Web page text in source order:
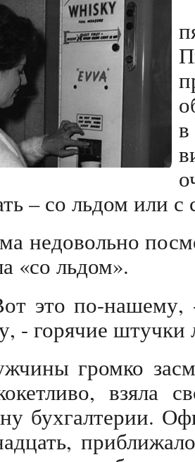
– со льдом или с
недовольно
«со льдом».
это по-
- горячие штучки
громко
взяла
бухгалтерии.